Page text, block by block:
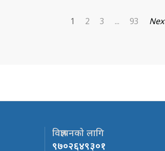
1 2 3 ... 93
विज्ञापनको लागि
९७०२६४९३०१